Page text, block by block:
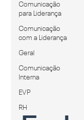
Comunicação
para Liderança
Comunicação
com a Liderança
Geral
Comunicação
Interna
EVP
RH